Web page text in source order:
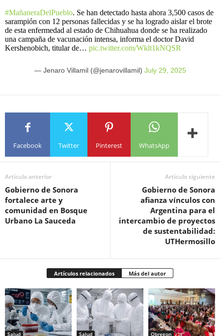
#MañaneraDelPueblo. Se han detectado hasta ahora 3,500 casos de
sarampión con 12 personas fallecidas y se ha logrado aislar el brote
de esta enfermedad al estado de Chihuahua donde se ha realizado
una campaña de vacunación intensa, informa el doctor David
Kershenobich, titular de… pic.twitter.com/Wklt1kNQSR
— Jenaro Villamil (@jenarovillamil) July 29, 2025
Facebook Twitter Pinterest WhatsApp
Artículo anterior
Gobierno de Sonora
fortalece arte y
comunidad en Bosque
Urbano La Sauceda
Artículo siguiente
Gobierno de Sonora
afianza vínculos con
Argentina para el
intercambio de proyectos
de sustentabilidad:
UTHermosillo
Artículos relacionados Más del autor
Salud Salud Obregon